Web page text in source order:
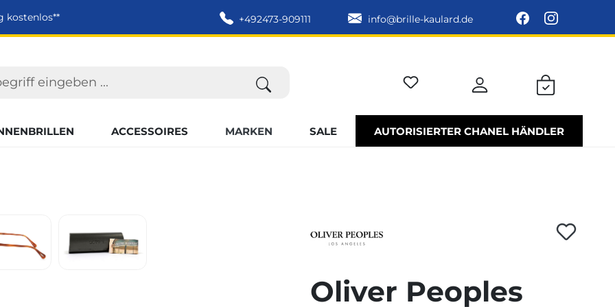
kostenlos** +492473-909111 info@brille-kaulard.de
ACCESSOIRES MARKEN SALE AUTORISIERTER CHANEL HÄNDLER
Oliver Peoples